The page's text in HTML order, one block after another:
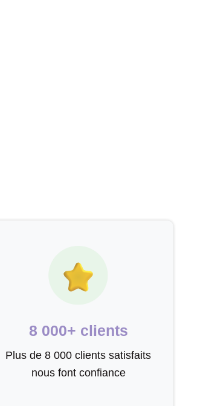
8 000+ clients
Plus de 8 000 clients satisfaits
nous font confiance